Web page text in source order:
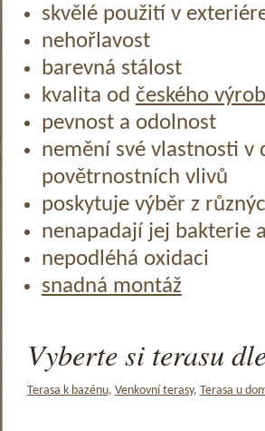
skvělé použití v
nehořlavost
barevná stálost
kvalita od českého
pevnost a odolnost
nemění své vlastnosti v
povětrnostních vlivů
poskytuje výběr z
nenapadají jej bakterie
nepodléhá oxidaci
snadná montáž
Vyberte si terasu
Terasa k bazénu, Venkovní terasy, Terasa u